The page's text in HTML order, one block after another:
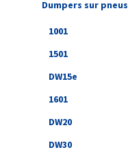
Dumpers sur pneus
1001
1501
DW15e
1601
DW20
DW30